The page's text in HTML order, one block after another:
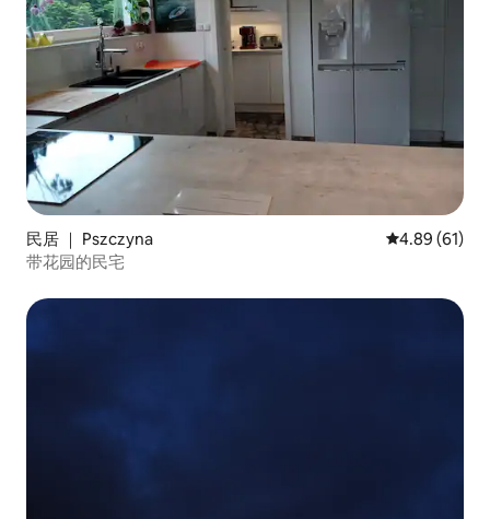
民居 ｜ Pszczyna 平均评分
4.89 (61)
带花园的民宅